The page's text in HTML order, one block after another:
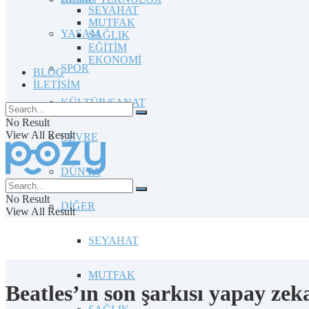
YAŞAM
SPOR
KÜLTÜR/SANAT
ÇEVRE
DÜNYA
DİĞER
SEYAHAT
MUTFAK
SEYAHAT
MUTFAK
SAĞLIK
EĞİTİM
EKONOMİ
BLOG
İLETİŞİM
No Result
View All Result
No Result
View All Result
Beatles’ın son şarkısı yapay